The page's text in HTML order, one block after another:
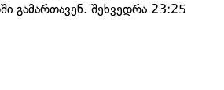
გამართავენ. შეხვედრა 23:25